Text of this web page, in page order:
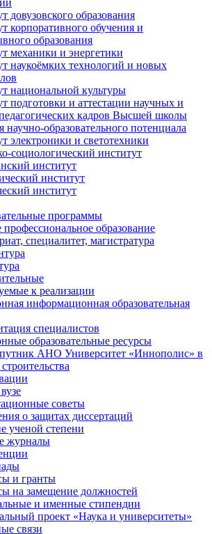
довузовского образования
корпоративного обучения и
образования
механики и энергетики
наукоёмких технологий и новых
национальной культуры
подготовки и аттестации научных и
кадров Высшей школы
научно-образовательного потенциала
электроники и светотехники
социологический институт
институт
институт
институт
программы
профессиональное образование
специалитет, магистратура
к реализации
информационная образовательная
специалистов
образовательные ресурсы
АНО Университет «Иннополис» в
советы
о защитах диссертаций
ученой степени
журналы
и гранты
на замещение должностей
и именные стипендии
проект «Наука и университеты»
связи